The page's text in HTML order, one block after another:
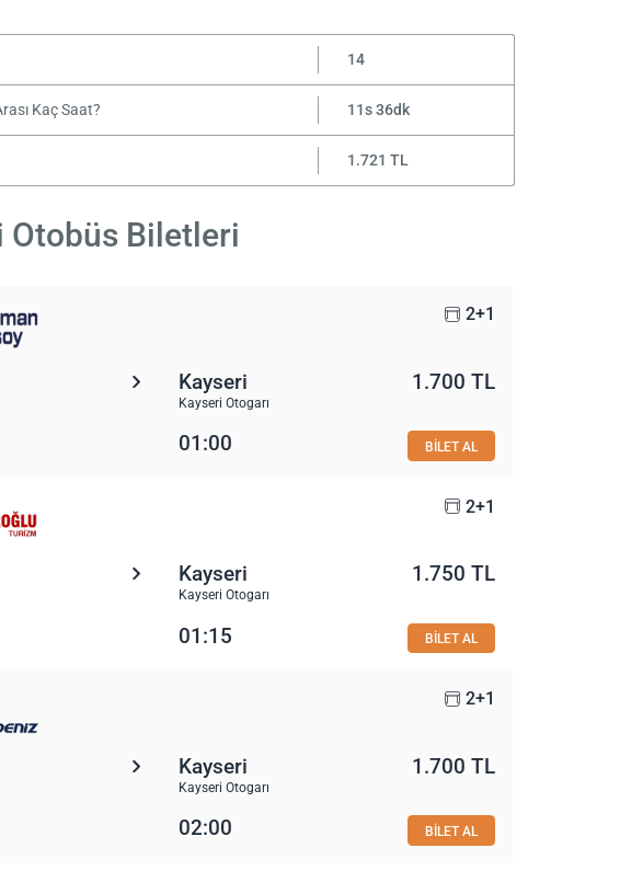
14
Kaç Saat? 11s 36dk
1.721 TL
Otobüs Biletleri
2+1
Kayseri
Kayseri Otogarı
1.700 TL
01:00 BİLET AL
2+1
Kayseri
Kayseri Otogarı
1.750 TL
01:15 BİLET AL
2+1
Kayseri
Kayseri Otogarı
1.700 TL
02:00 BİLET AL